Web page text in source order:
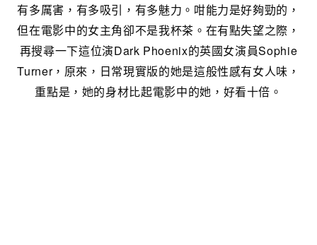
有多厲害，有多吸引，有多魅力。咁能力是好夠勁的，
但在電影中的女主角卻不是我杯茶。在有點失望之際，
再搜尋一下這位演Dark Phoenix的英國女演員Sophie
Turner，原來，日常現實版的她是這般性感有女人味，
重點是，她的身材比起電影中的她，好看十倍。